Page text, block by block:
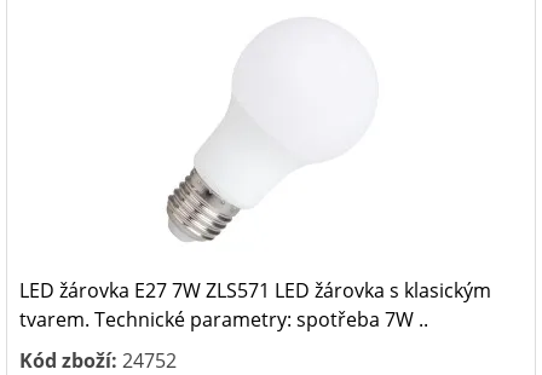
LED žárovka E27 7W ZLS571 LED žárovka s klasickým
tvarem. Technické parametry: spotřeba 7W ..
Kód zboží: 24752